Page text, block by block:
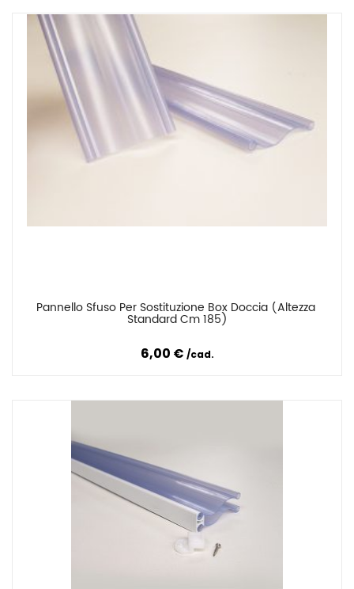
Pannello Sfuso Per Sostituzione Box Doccia (Altezza
Standard Cm 185)
6,00 € cad.
Confronta